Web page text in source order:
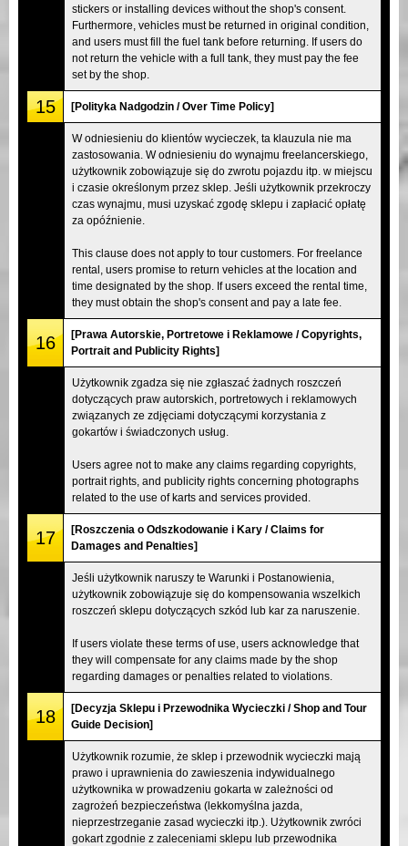
stickers or installing devices without the shop's consent.
Furthermore, vehicles must be returned in original condition,
and users must fill the fuel tank before returning. If users do
not return the vehicle with a full tank, they must pay the fee
set by the shop.
15 [Polityka Nadgodzin / Over Time Policy]
W odniesieniu do klientów wycieczek, ta klauzula nie ma
zastosowania. W odniesieniu do wynajmu freelancerskiego,
użytkownik zobowiązuje się do zwrotu pojazdu itp. w miejscu
i czasie określonym przez sklep. Jeśli użytkownik przekroczy
czas wynajmu, musi uzyskać zgodę sklepu i zapłacić opłatę
za opóźnienie.
This clause does not apply to tour customers. For freelance
rental, users promise to return vehicles at the location and
time designated by the shop. If users exceed the rental time,
they must obtain the shop's consent and pay a late fee.
16
[Prawa Autorskie, Portretowe i Reklamowe / Copyrights,
Portrait and Publicity Rights]
Użytkownik zgadza się nie zgłaszać żadnych roszczeń
dotyczących praw autorskich, portretowych i reklamowych
związanych ze zdjęciami dotyczącymi korzystania z
gokartów i świadczonych usług.
Users agree not to make any claims regarding copyrights,
portrait rights, and publicity rights concerning photographs
related to the use of karts and services provided.
17
[Roszczenia o Odszkodowanie i Kary / Claims for
Damages and Penalties]
Jeśli użytkownik naruszy te Warunki i Postanowienia,
użytkownik zobowiązuje się do kompensowania wszelkich
roszczeń sklepu dotyczących szkód lub kar za naruszenie.
If users violate these terms of use, users acknowledge that
they will compensate for any claims made by the shop
regarding damages or penalties related to violations.
18
[Decyzja Sklepu i Przewodnika Wycieczki / Shop and Tour
Guide Decision]
Użytkownik rozumie, że sklep i przewodnik wycieczki mają
prawo i uprawnienia do zawieszenia indywidualnego
użytkownika w prowadzeniu gokarta w zależności od
zagrożeń bezpieczeństwa (lekkomyślna jazda,
nieprzestrzeganie zasad wycieczki itp.). Użytkownik zwróci
gokart zgodnie z zaleceniami sklepu lub przewodnika